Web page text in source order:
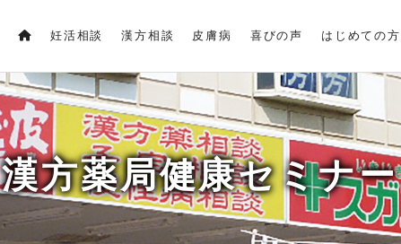
妊活相談 漢方相談 皮膚病 喜びの声 はじめての
漢方薬局健康セミナー